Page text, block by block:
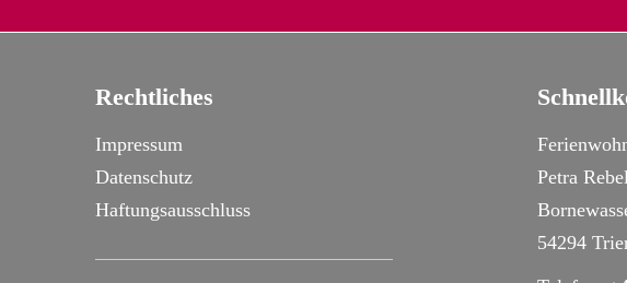
Rechtliches
Impressum
Datenschutz
Haftungsausschluss
Petra
54294